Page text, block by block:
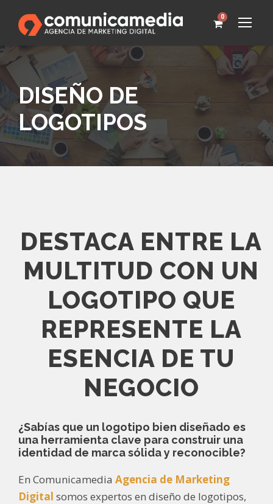
0
DISEÑO DE
LOGOTIPOS
DESTACA ENTRE LA
MULTITUD CON UN
LOGOTIPO QUE
REPRESENTE LA
ESENCIA DE TU
NEGOCIO
¿Sabías que un logotipo bien diseñado es
una herramienta clave para construir una
identidad de marca sólida y reconocible?
En Comunicamedia Agencia de Marketing
Digital somos expertos en diseño de logotipos,